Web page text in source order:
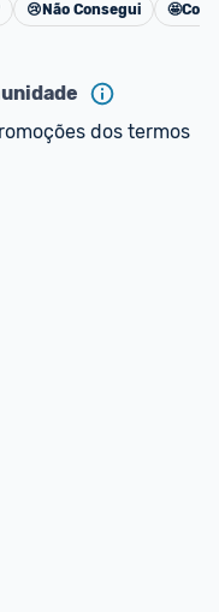
Cancelar
😢 Não Consegui 🤩
dos termos